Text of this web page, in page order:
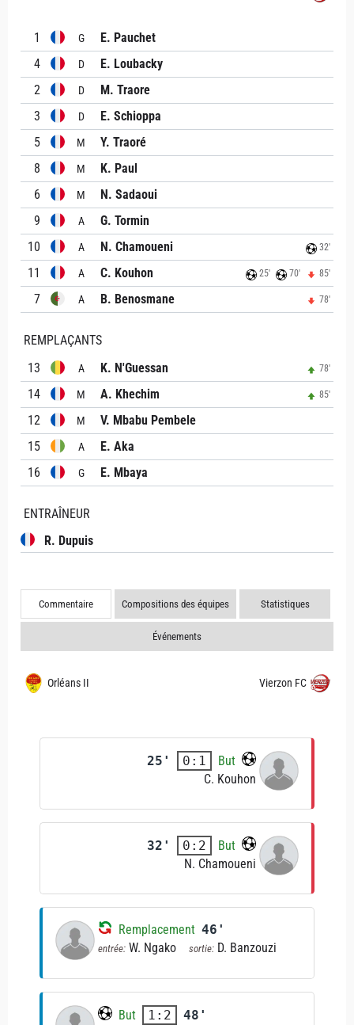
1 G
E. Pauchet
4
D
E. Loubacky
2
D
M. Traore
3
D
E. Schioppa
5
M
Y. Traoré
8
M
K. Paul
6
M
N. Sadaoui
9
A
G. Tormin
10
A N. Chamoueni 32'
11 A C. Kouhon 25' 70' 85'
7 A B. Benosmane 78'
REMPLAÇANTS
13
A K. N'Guessan 78'
14 M A. Khechim 85'
12 M
V. Mbabu Pembele
15
A
E. Aka
16
G E. Mbaya
ENTRAÎNEUR
R. Dupuis
Commentaire Compositions des équipes Statistiques
Événements
Orléans II Vierzon FC
25' 0:1
But
C. Kouhon
32' 0:2
But
N. Chamoueni
Remplacement 46'
entrée: W. Ngako sortie: D. Banzouzi
But 1:2
48'